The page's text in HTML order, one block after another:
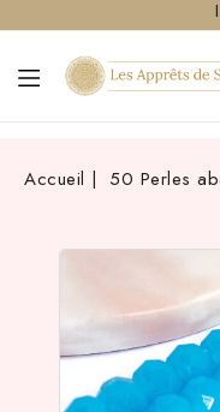
Accueil
50 Perles